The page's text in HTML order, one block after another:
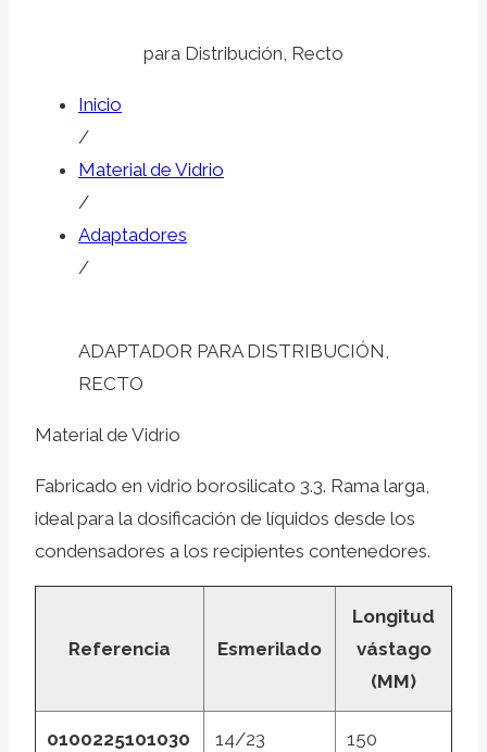
para Distribución, Recto
Inicio
/
Material de Vidrio
/
Adaptadores
/
ADAPTADOR PARA DISTRIBUCIÓN,
RECTO
Material de Vidrio
Fabricado en vidrio borosilicato 3.3. Rama larga,
ideal para la dosificación de líquidos desde los
condensadores a los recipientes contenedores.
Referencia Esmerilado
Longitud
vástago
(MM)
0100225101030 14/23 150